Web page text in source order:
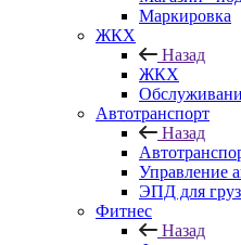
Маркировка
ЖКХ
Назад
ЖКХ
Автотранспорт
Назад
Управление
ЭПД для
Фитнес
Назад